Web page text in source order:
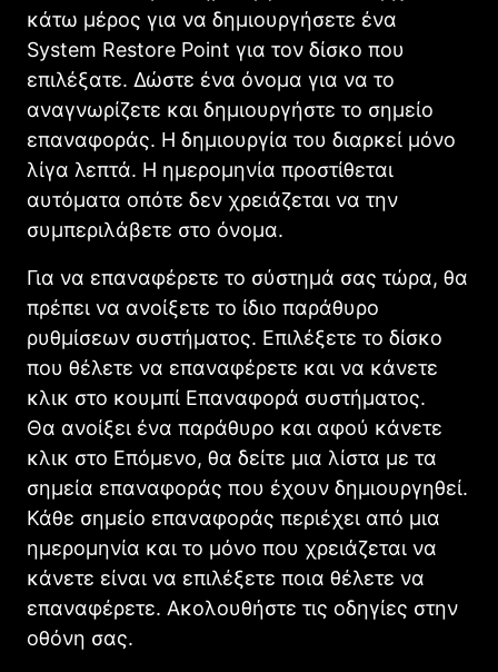
κάτω μέρος για να δημιουργήσετε ένα
System Restore Point για τον δίσκο που
επιλέξατε. Δώστε ένα όνομα για να το
αναγνωρίζετε και δημιουργήστε το σημείο
επαναφοράς. Η δημιουργία του διαρκεί μόνο
λίγα λεπτά. Η ημερομηνία προστίθεται
αυτόματα οπότε δεν χρειάζεται να την
συμπεριλάβετε στο όνομα.
Για να επαναφέρετε το σύστημά σας τώρα, θα
πρέπει να ανοίξετε το ίδιο παράθυρο
ρυθμίσεων συστήματος. Επιλέξετε το δίσκο
που θέλετε να επαναφέρετε και να κάνετε
κλικ στο κουμπί Επαναφορά συστήματος.
Θα ανοίξει ένα παράθυρο και αφού κάνετε
κλικ στο Επόμενο, θα δείτε μια λίστα με τα
σημεία επαναφοράς που έχουν δημιουργηθεί.
Κάθε σημείο επαναφοράς περιέχει από μια
ημερομηνία και το μόνο που χρειάζεται να
κάνετε είναι να επιλέξετε ποια θέλετε να
επαναφέρετε. Ακολουθήστε τις οδηγίες στην
οθόνη σας.